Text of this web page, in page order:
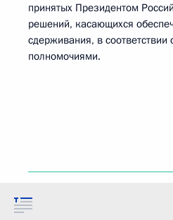
принятых Президентом
решений, касающихся
сдерживания, в соответствии
полномочиями.